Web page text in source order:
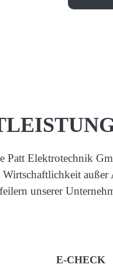
Patt Elektrotechnik
unserer
E-CHECK